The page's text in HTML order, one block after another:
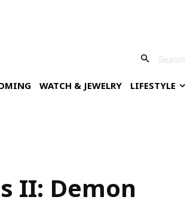
Search
WATCH & JEWELRY LIFESTYLE
II: Demon